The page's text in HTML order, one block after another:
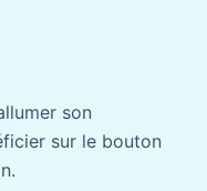
son
sur le bouton